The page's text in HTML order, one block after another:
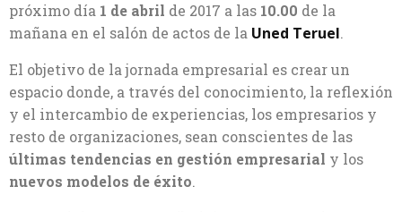
próximo día 1 de abril de 2017 a las 10.00 de la
mañana en el salón de actos de la Uned Teruel.
El objetivo de la jornada empresarial es crear un
espacio donde, a través del conocimiento, la reflexión
y el intercambio de experiencias, los empresarios y
resto de organizaciones, sean conscientes de las
últimas tendencias en gestión empresarial y los
nuevos modelos de éxito.